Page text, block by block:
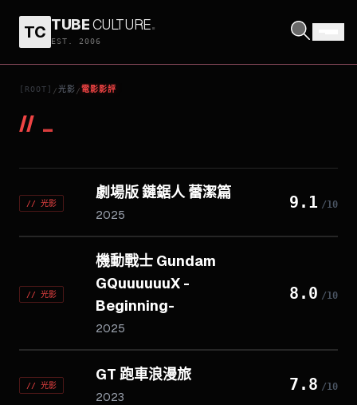
TC TUBECULTURE.
EST. 2006
[ROOT] /光影 /電影影評
// _
// 光影
劇場版 鏈鋸人 蕾潔篇
2025
9.1 /10
// 光影
機動戰士 Gundam
GQuuuuuuX -
Beginning-
2025
8.0 /10
// 光影
GT 跑車浪漫旅
2023
7.8 /10